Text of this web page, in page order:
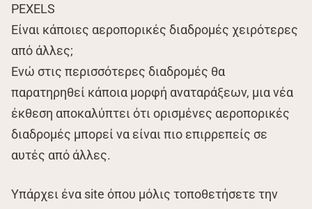
PEXELS
Είναι κάποιες αεροπορικές διαδρομές χειρότερες
από άλλες;
Ενώ στις περισσότερες διαδρομές θα
παρατηρηθεί κάποια μορφή αναταράξεων, μια νέα
έκθεση αποκαλύπτει ότι ορισμένες αεροπορικές
διαδρομές μπορεί να είναι πιο επιρρεπείς σε
αυτές από άλλες.
Υπάρχει ένα site όπου μόλις τοποθετήσετε την